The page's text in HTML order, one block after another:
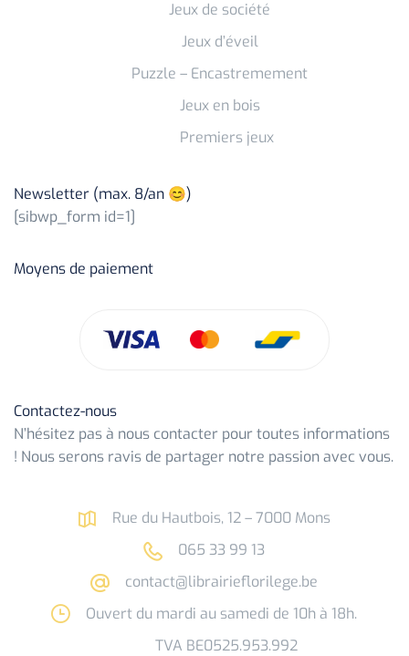
Jeux de société
Jeux d’éveil
Puzzle – Encastremement
Jeux en bois
Premiers jeux
Newsletter (max. 8/an 😊)
[sibwp_form id=1]
Moyens de paiement
Contactez-nous
N’hésitez pas à nous contacter pour toutes informations
! Nous serons ravis de partager notre passion avec vous.
Rue du Hautbois, 12 – 7000 Mons
065 33 99 13
contact@librairieflorilege.be
Ouvert du mardi au samedi de 10h à 18h.
TVA BE0525.953.992